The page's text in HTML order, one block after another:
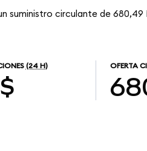
suministro circulante de 680,49
(24 H) OFERTA